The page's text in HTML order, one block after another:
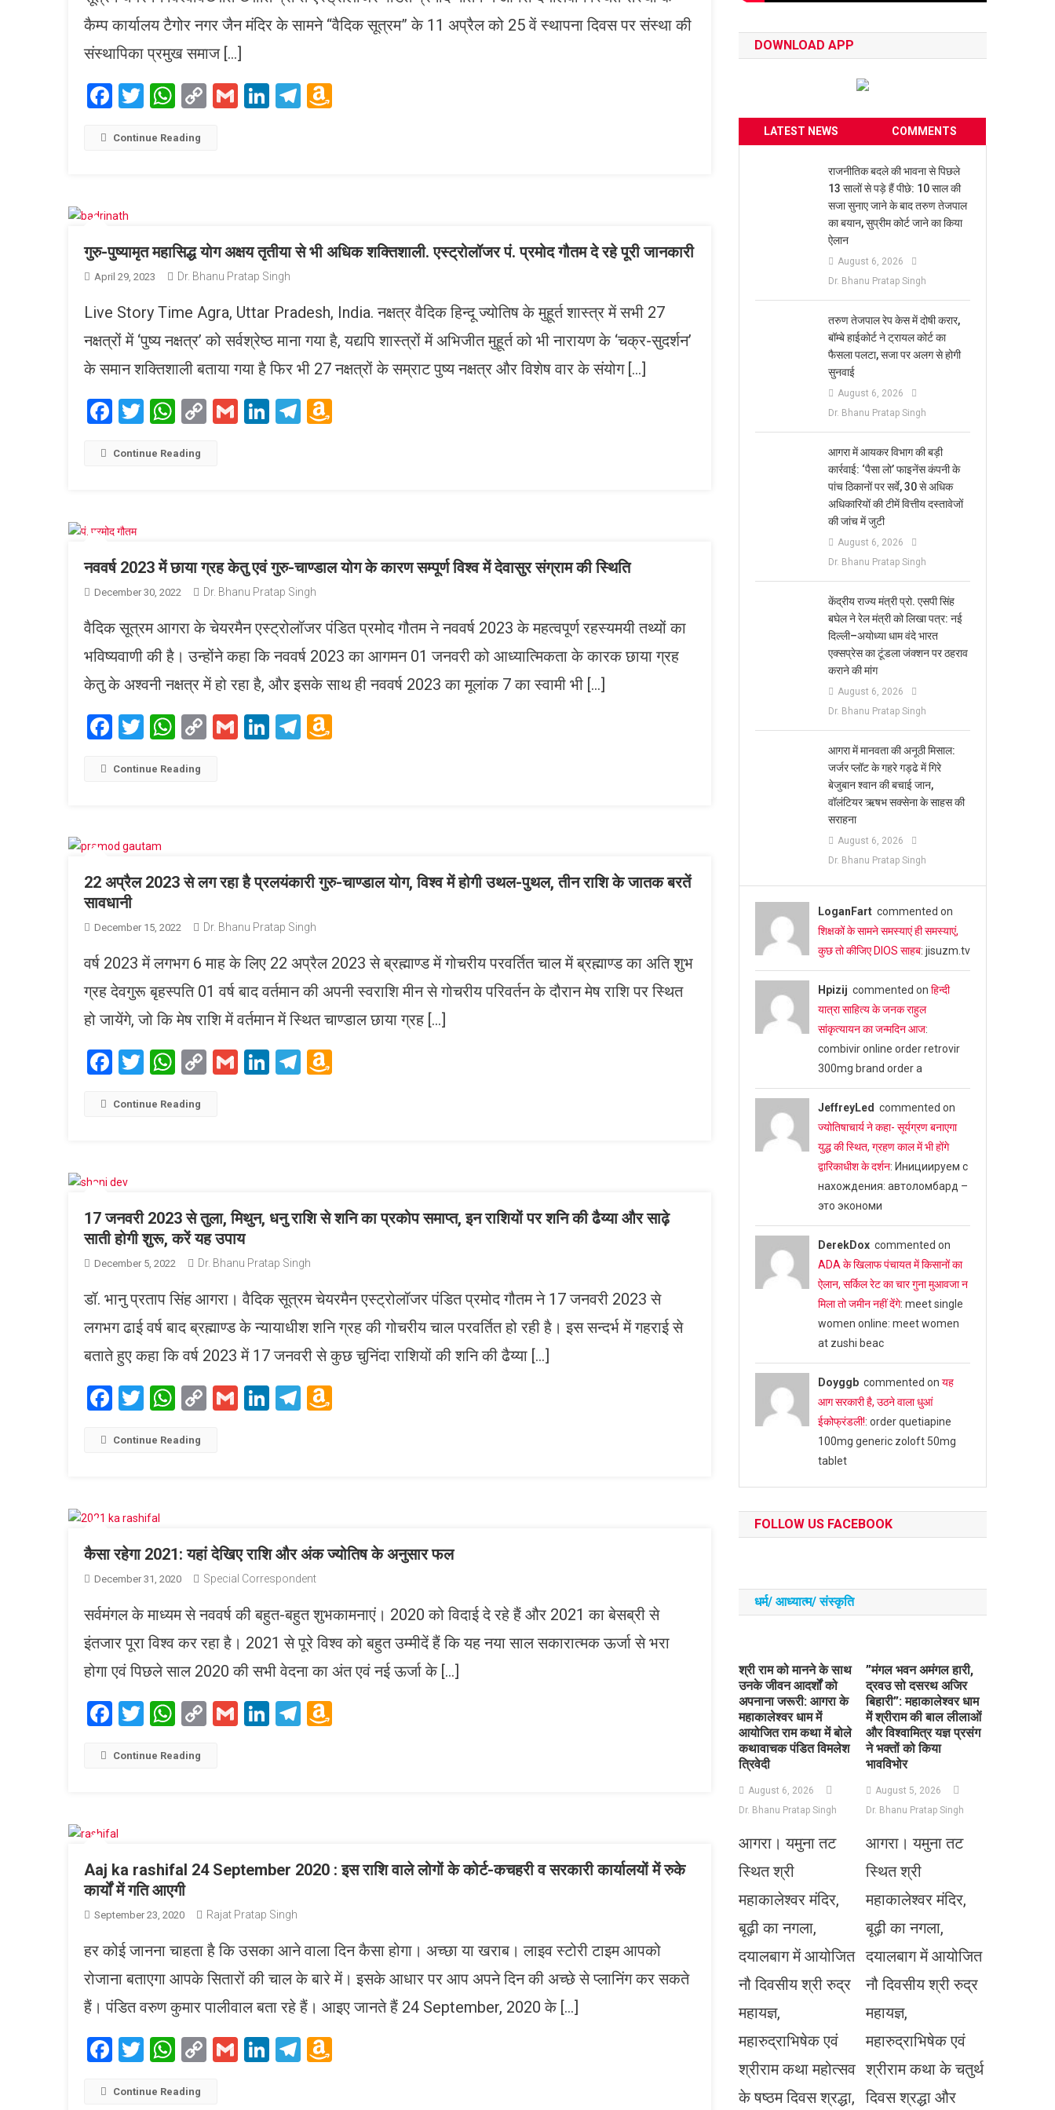
कैम्प कार्यालय टैगोर नगर जैन मंदिर के सामने “वैदिक सूत्रम” के 11 अप्रैल को 25 वें स्थापना दिवस पर संस्था की
संस्थापिका प्रमुख समाज […]
Facebook
Twitter
WhatsApp
CopyGmailLinkedIn
Telegram
Continue Reading
गुरु-पुष्यामृत महासिद्ध योग अक्षय तृतीया से भी अधिक शक्तिशाली. एस्ट्रोलॉजर पं. प्रमोद गौतम दे रहे पूरी जानकारी
April 29, 2023 Dr. Bhanu Pratap Singh
Live Story Time Agra, Uttar Pradesh, India. नक्षत्र वैदिक हिन्दू ज्योतिष के मुहूर्त शास्त्र में सभी 27
नक्षत्रों में ‘पुष्य नक्षत्र’ को सर्वश्रेष्ठ माना गया है, यद्यपि शास्त्रों में अभिजीत मुहूर्त को भी नारायण के ‘चक्र-सुदर्शन’
के समान शक्तिशाली बताया गया है फिर भी 27 नक्षत्रों के सम्राट पुष्य नक्षत्र और विशेष वार के संयोग […]
Facebook
Twitter
WhatsApp
CopyGmailLinkedIn
Telegram
Continue Reading
नववर्ष 2023 में छाया ग्रह केतु एवं गुरु-चाण्डाल योग के कारण सम्पूर्ण विश्व में देवासुर संग्राम की स्थिति
December 30, 2022 Dr. Bhanu Pratap Singh
वैदिक सूत्रम आगरा के चेयरमैन एस्ट्रोलॉजर पंडित प्रमोद गौतम ने नववर्ष 2023 के महत्वपूर्ण रहस्यमयी तथ्यों का
भविष्यवाणी की है। उन्होंने कहा कि नववर्ष 2023 का आगमन 01 जनवरी को आध्यात्मिकता के कारक छाया ग्रह
केतु के अश्वनी नक्षत्र में हो रहा है, और इसके साथ ही नववर्ष 2023 का मूलांक 7 का स्वामी भी […]
Facebook
Twitter
WhatsApp
CopyGmailLinkedIn
Telegram
Continue Reading
22 अप्रैल 2023 से लग रहा है प्रलयंकारी गुरु-चाण्डाल योग, विश्व में होगी उथल-पुथल, तीन राशि के जातक बरतें
सावधानी
December 15, 2022 Dr. Bhanu Pratap Singh
वर्ष 2023 में लगभग 6 माह के लिए 22 अप्रैल 2023 से ब्रह्माण्ड में गोचरीय परवर्तित चाल में ब्रह्माण्ड का अति शुभ
ग्रह देवगुरू बृहस्पति 01 वर्ष बाद वर्तमान की अपनी स्वराशि मीन से गोचरीय परिवर्तन के दौरान मेष राशि पर स्थित
हो जायेंगे, जो कि मेष राशि में वर्तमान में स्थित चाण्डाल छाया ग्रह […]
Facebook
TwitterWhatsApp
CopyGmailLinkedIn
Telegram
Continue Reading
17 जनवरी 2023 से तुला, मिथुन, धनु राशि से शनि का प्रकोप समाप्त, इन राशियों पर शनि की ढैय्या और साढ़े
साती होगी शुरू, करें यह उपाय
December 5, 2022 Dr. Bhanu Pratap Singh
डॉ. भानु प्रताप सिंह आगरा। वैदिक सूत्रम चेयरमैन एस्ट्रोलॉजर पंडित प्रमोद गौतम ने 17 जनवरी 2023 से
लगभग ढाई वर्ष बाद ब्रह्माण्ड के न्यायाधीश शनि ग्रह की गोचरीय चाल परवर्तित हो रही है। इस सन्दर्भ में गहराई से
बताते हुए कहा कि वर्ष 2023 में 17 जनवरी से कुछ चुनिंदा राशियों की शनि की ढैय्या […]
Facebook
Twitter
WhatsApp
CopyGmailLinkedIn
Telegram
Continue Reading
कैसा रहेगा 2021: यहां देखिए राशि और अंक ज्योतिष के अनुसार फल
December 31, 2020 Special Correspondent
सर्वमंगल के माध्यम से नववर्ष की बहुत-बहुत शुभकामनाएं। 2020 को विदाई दे रहे हैं और 2021 का बेसब्री से
इंतजार पूरा विश्व कर रहा है। 2021 से पूरे विश्व को बहुत उम्मीदें हैं कि यह नया साल सकारात्मक ऊर्जा से भरा
होगा एवं पिछले साल 2020 की सभी वेदना का अंत एवं नई ऊर्जा के […]
Facebook
Twitter
WhatsApp
CopyGmailLinkedIn
Telegram
Continue Reading
Aaj ka rashifal 24 September 2020 : इस राशि वाले लोगों के कोर्ट-कचहरी व सरकारी कार्यालयों में रुके
कार्यों में गति आएगी
September 23, 2020 Rajat Pratap Singh
हर कोई जानना चाहता है कि उसका आने वाला दिन कैसा होगा। अच्छा या खराब। लाइव स्टोरी टाइम आपको
रोजाना बताएगा आपके सितारों की चाल के बारे में। इसके आधार पर आप अपने दिन की अच्छे से प्लानिंग कर सकते
हैं। पंडित वरुण कुमार पालीवाल बता रहे हैं। आइए जानते हैं 24 September, 2020 के […]
Facebook
Twitter
WhatsApp
CopyGmailLinkedIn
Telegram
Continue Reading
DOWNLOAD APP
LATEST NEWS COMMENTS
राजनीतिक बदले की भावना से पिछले
13 सालों से पड़े हैं पीछे: 10 साल की
सजा सुनाए जाने के बाद तरुण तेजपाल
का बयान, सुप्रीम कोर्ट जाने का किया
ऐलान
August 6, 2026
Dr. Bhanu Pratap Singh
तरुण तेजपाल रेप केस में दोषी करार,
बॉम्बे हाईकोर्ट ने ट्रायल कोर्ट का
फैसला पलटा, सजा पर अलग से होगी
सुनवाई
August 6, 2026
Dr. Bhanu Pratap Singh
आगरा में आयकर विभाग की बड़ी
कार्रवाई: ‘पैसा लो’ फाइनेंस कंपनी के
पांच ठिकानों पर सर्वे, 30 से अधिक
अधिकारियों की टीमें वित्तीय दस्तावेजों
की जांच में जुटी
August 6, 2026
Dr. Bhanu Pratap Singh
केंद्रीय राज्य मंत्री प्रो. एसपी सिंह
बघेल ने रेल मंत्री को लिखा पत्र: नई
दिल्ली–अयोध्या धाम वंदे भारत
एक्सप्रेस का टूंडला जंक्शन पर ठहराव
कराने की मांग
August 6, 2026
Dr. Bhanu Pratap Singh
आगरा में मानवता की अनूठी मिसाल:
जर्जर प्लॉट के गहरे गड्ढे में गिरे
बेजुबान श्वान की बचाई जान,
वॉलंटियर ऋषभ सक्सेना के साहस की
सराहना
August 6, 2026
Dr. Bhanu Pratap Singh
LoganFartcommented on
शिक्षकों के सामने समस्याएं ही समस्याएं,
कुछ तो कीजिए DIOS साहब: jisuzm.tv
Hpizij commented on हिन्दी
यात्रा साहित्य के जनक राहुल
सांकृत्यायन का जन्‍मदिन आज:
combivir online order retrovir
300mg brand order a
JeffreyLed commented on
ज्योतिषाचार्य ने कहा- सूर्यग्रण बनाएगा
युद्ध की स्थित, ग्रहण काल में भी होंगे
द्वारिकाधीश के दर्शन: Инициируем с
нахождения: автоломбард –
это экономи
DerekDoxcommented on
ADA के खिलाफ पंचायत में किसानों का
ऐलान, सर्किल रेट का चार गुना मुआवजा न
मिला तो जमीन नहीं देंगे: meet single
women online: meet women
at zushi beac
Doyggbcommented on यह
आग सरकारी है, उठने वाला धुआं
ईकोफ्रंडली!: order quetiapine
100mg generic zoloft 50mg
tablet
FOLLOW US FACEBOOK
धर्म/ आध्‍यात्‍म/ संस्‍कृति
​श्री राम को मानने के साथ
उनके जीवन आदर्शों को
अपनाना जरूरी: आगरा के
महाकालेश्वर धाम में
आयोजित राम कथा में बोले
कथावाचक पंडित विमलेश
त्रिवेदी
August 6, 2026
Dr. Bhanu Pratap Singh
आगरा। यमुना तट
स्थित श्री
महाकालेश्वर मंदिर,
बूढ़ी का नगला,
दयालबाग में आयोजित
नौ दिवसीय श्री रुद्र
महायज्ञ,
महारुद्राभिषेक एवं
श्रीराम कथा महोत्सव
के षष्ठम दिवस श्रद्धा,
​”मंगल भवन अमंगल हारी,
द्रवउ सो दसरथ अजिर
बिहारी”: महाकालेश्वर धाम
में श्रीराम की बाल लीलाओं
और विश्वामित्र यज्ञ प्रसंग
ने भक्तों को किया
भावविभोर
August 5, 2026
Dr. Bhanu Pratap Singh
आगरा। यमुना तट
स्थित श्री
महाकालेश्वर मंदिर,
बूढ़ी का नगला,
दयालबाग में आयोजित
नौ दिवसीय श्री रुद्र
महायज्ञ,
महारुद्राभिषेक एवं
श्रीराम कथा के चतुर्थ
दिवस श्रद्धा और